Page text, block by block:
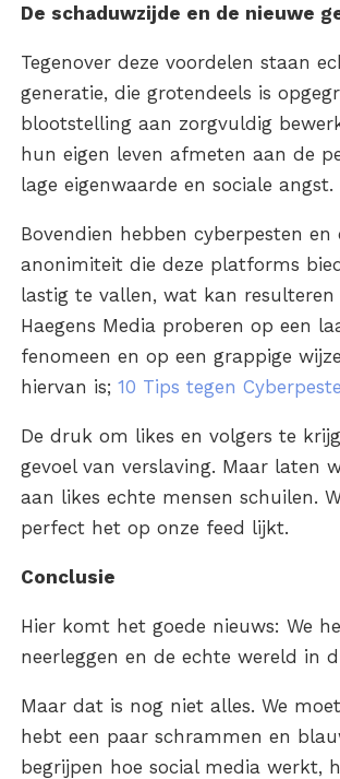
De schaduwzijde en de nieuwe
Tegenover deze voordelen staan
generatie, die grotendeels is
blootstelling aan zorgvuldig
hun eigen leven afmeten aan de
lage eigenwaarde en sociale angst.
Bovendien hebben cyberpesten
anonimiteit die deze platforms
lastig te vallen, wat kan resulteren
Haegens Media proberen op een
fenomeen en op een grappige
hiervan is; 10 Tips tegen
De druk om likes en volgers te
gevoel van verslaving. Maar laten
aan likes echte mensen schuilen.
perfect het op onze feed lijkt.
Conclusie
Hier komt het goede nieuws: We
neerleggen en de echte wereld in
Maar dat is nog niet alles. We
hebt een paar schrammen en
begrijpen hoe social media werkt,